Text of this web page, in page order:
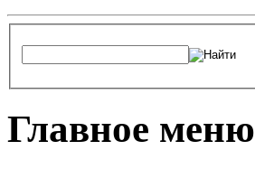
Главное меню